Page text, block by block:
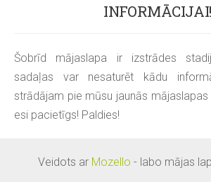
INFORMĀCIJAI!
Šobrīd mājaslapa ir izstrādes
sadaļas var nesaturēt kādu
strādājam pie mūsu jaunās mājaslapas
esi pacietīgs! Paldies!
Veidots ar Mozello - labo mājas